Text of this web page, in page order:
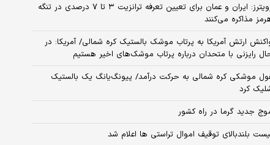
رویترز: ایران و عمان برای تعیین تعرفه ترانزیت ۳ تا ۷ درصدی در تنگه
مذاکره می‌کنند
ارتش آمریکا به پرتاب موشک بالستیک کره شمالی/ آمریکا: در
رایزنی با متحدان درباره پرتاب موشک‌های اخیر هستیم
موشکی کره شمالی به حرکت درآمد/ پیونگ‌یانگ یک بالستیک
کرد
جدید گرما در راه کشور
بلندبالای توقیف اموال تراستی ها اعلام شد